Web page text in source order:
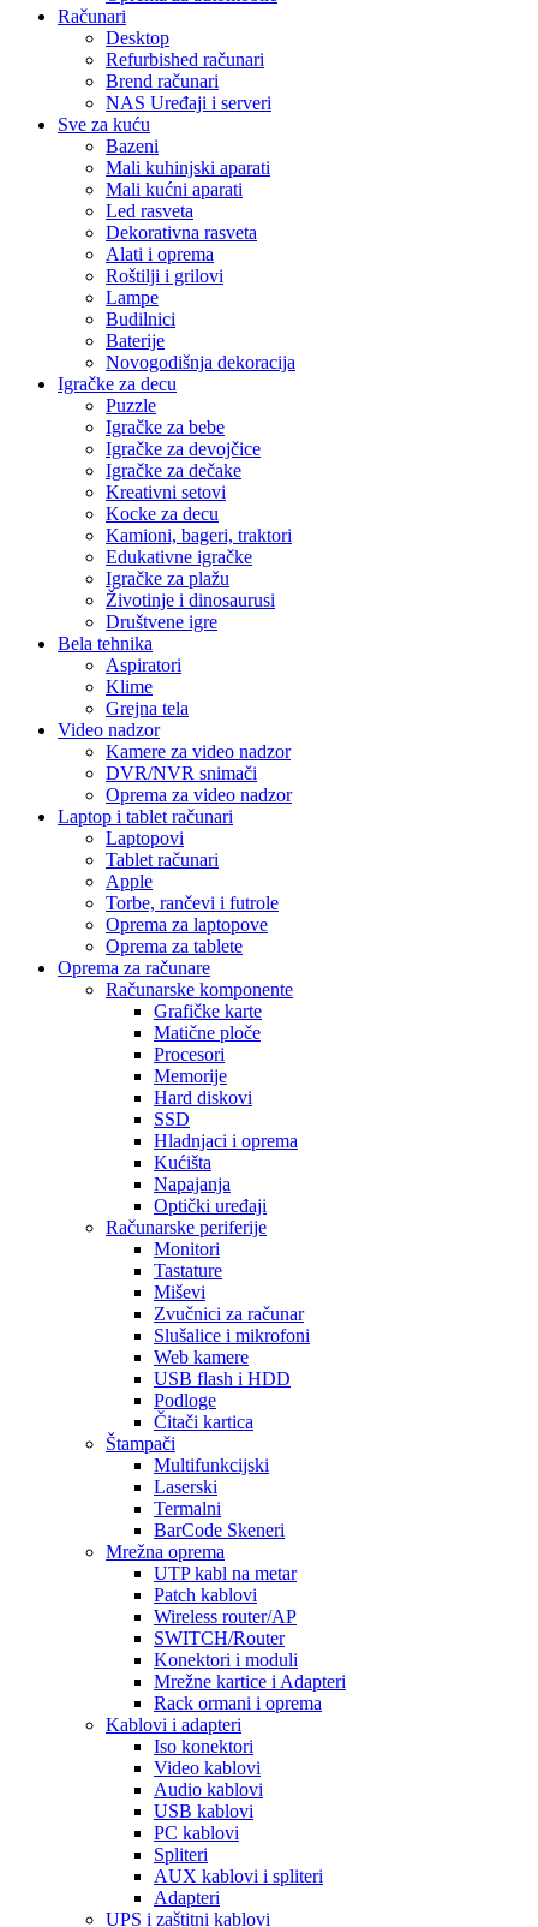
Računari
Desktop
Refurbished računari
Brend računari
NAS Uređaji i serveri
Sve za kuću
Bazeni
Mali kuhinjski aparati
Mali kućni aparati
Led rasveta
Dekorativna rasveta
Alati i oprema
Roštilji i grilovi
Lampe
Budilnici
Baterije
Novogodišnja dekoracija
Igračke za decu
Puzzle
Igračke za bebe
Igračke za devojčice
Igračke za dečake
Kreativni setovi
Kocke za decu
Kamioni, bageri, traktori
Edukativne igračke
Igračke za plažu
Životinje i dinosaurusi
Društvene igre
Bela tehnika
Aspiratori
Klime
Grejna tela
Video nadzor
Kamere za video nadzor
DVR/NVR snimači
Oprema za video nadzor
Laptop i tablet računari
Laptopovi
Tablet računari
Apple
Torbe, rančevi i futrole
Oprema za laptopove
Oprema za tablete
Oprema za računare
Računarske komponente
Grafičke karte
Matične ploče
Procesori
Memorije
Hard diskovi
SSD
Hladnjaci i oprema
Kućišta
Napajanja
Optički uređaji
Računarske periferije
Monitori
Tastature
Miševi
Zvučnici za računar
Slušalice i mikrofoni
Web kamere
USB flash i HDD
Podloge
Čitači kartica
Štampači
Multifunkcijski
Laserski
Termalni
BarCode Skeneri
Mrežna oprema
UTP kabl na metar
Patch kablovi
Wireless router/AP
SWITCH/Router
Konektori i moduli
Mrežne kartice i Adapteri
Rack ormani i oprema
Kablovi i adapteri
Iso konektori
Video kablovi
Audio kablovi
USB kablovi
PC kablovi
Spliteri
AUX kablovi i spliteri
Adapteri
UPS i zaštitni kablovi